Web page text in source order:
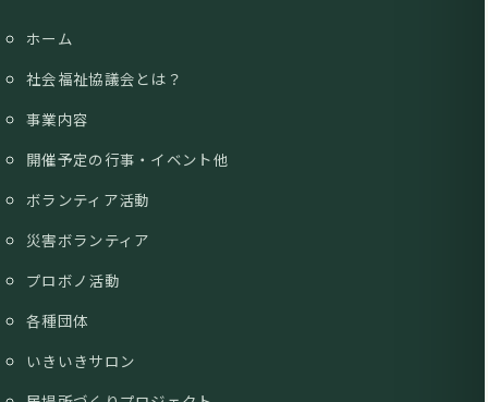
ホーム
社会福祉協議会とは？
事業内容
開催予定の行事・イベント他
ボランティア活動
災害ボランティア
プロボノ活動
各種団体
いきいきサロン